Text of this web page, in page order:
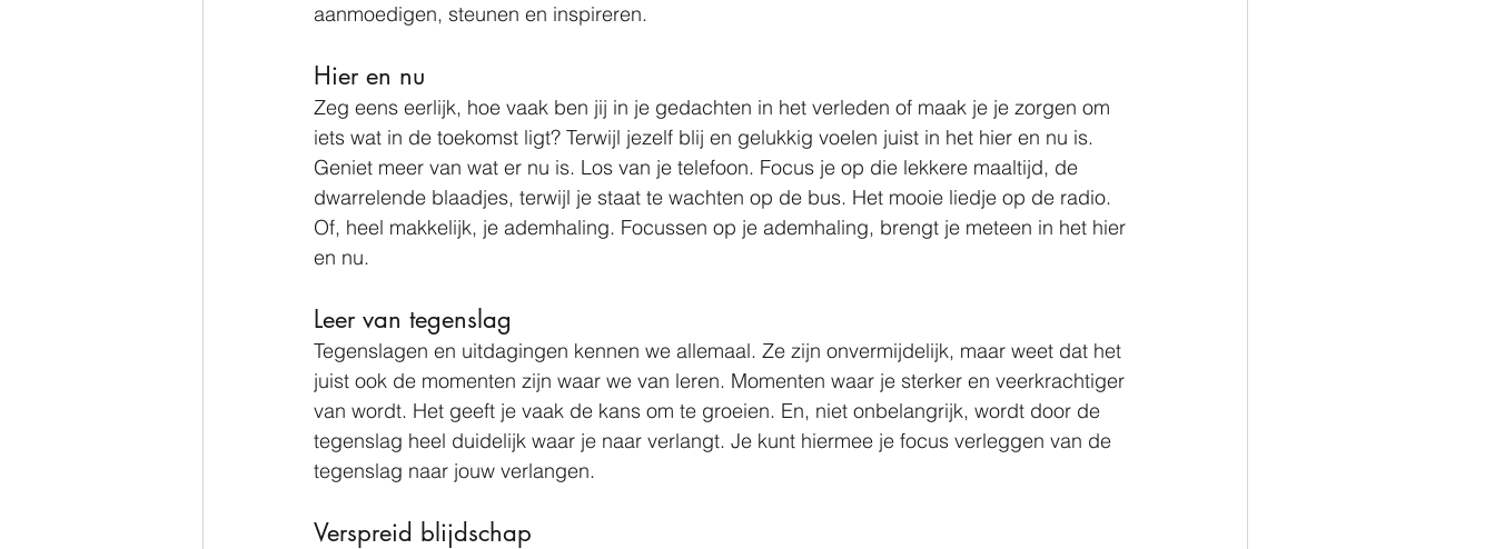
aanmoedigen, steunen en inspireren.
Hier en nu
Zeg eens eerlijk, hoe vaak ben jij in je gedachten in het verleden of maak je je zorgen om
iets wat in de toekomst ligt? Terwijl jezelf blij en gelukkig voelen juist in het hier en nu is.
Geniet meer van wat er nu is. Los van je telefoon. Focus je op die lekkere maaltijd, de
dwarrelende blaadjes, terwijl je staat te wachten op de bus. Het mooie liedje op de radio.
Of, heel makkelijk, je ademhaling. Focussen op je ademhaling, brengt je meteen in het hier
en nu.
Leer van tegenslag
Tegenslagen en uitdagingen kennen we allemaal. Ze zijn onvermijdelijk, maar weet dat het
juist ook de momenten zijn waar we van leren. Momenten waar je sterker en veerkrachtiger
van wordt. Het geeft je vaak de kans om te groeien. En, niet onbelangrijk, wordt door de
tegenslag heel duidelijk waar je naar verlangt. Je kunt hiermee je focus verleggen van de
tegenslag naar jouw verlangen.
Verspreid blijdschap